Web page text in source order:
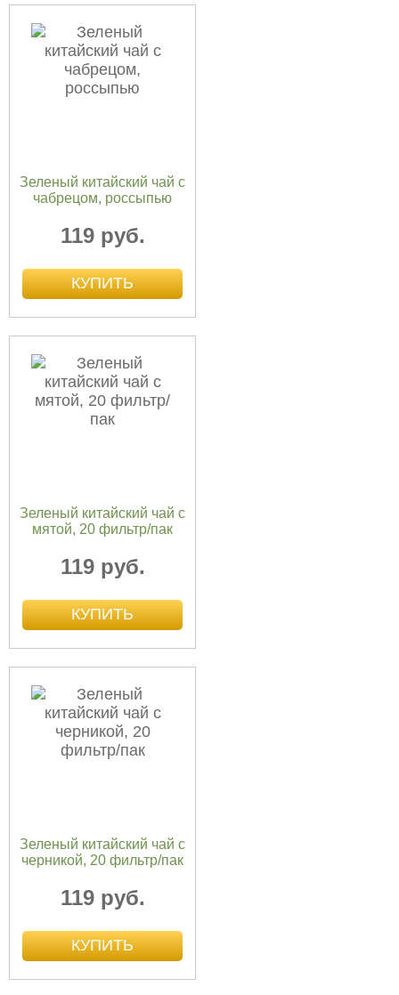
Зеленый китайский чай с
чабрецом, россыпью
119 руб.
Зеленый китайский чай с
мятой, 20 фильтр/пак
119 руб.
Зеленый китайский чай с
черникой, 20 фильтр/пак
119 руб.